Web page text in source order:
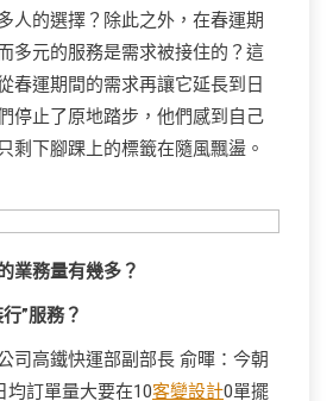
人的選擇？除此之外，在春運期
多元的服務是需求被接住的？這
春運期間的需求再讓它延長到日
停止了原地踏步，他們感到自己
剩下腳踝上的標籤在隨風飄盪。
業務量有幾多？
”服務？
司高鐵快運部副部長 俞暉：今朝
均訂單量大要在10客變設計0單擺